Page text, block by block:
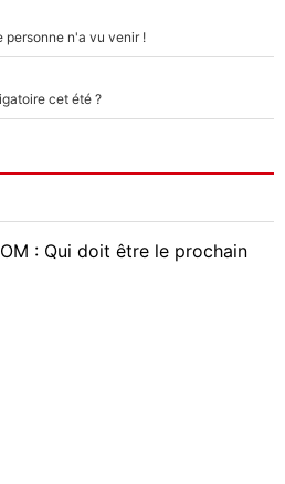
personne n'a vu venir !
cet été ?
: Qui doit être le prochain